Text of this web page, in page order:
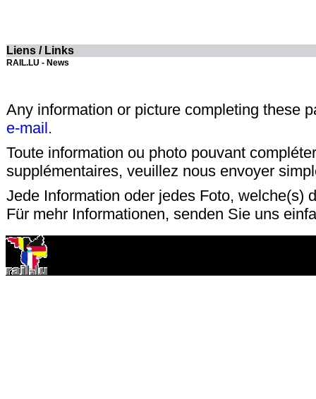
Liens / Links
RAIL.LU - News
Any information or picture completing these
e-mail.
Toute information ou photo pouvant
supplémentaires, veuillez nous envoyer
Jede Information oder jedes Foto, welche(s)
Für mehr Informationen, senden Sie uns